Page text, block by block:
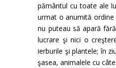
pământul cu toate ale
urmat o anumită ordine
nu puteau să apară
lucrare şi nici o
ierburile şi plantele; în
şasea, animalele cu